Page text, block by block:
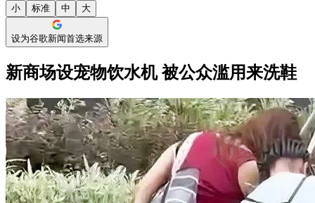
小 标准 中 大
设为谷歌新闻首选来源
新商场设宠物饮水机 被公众滥用来洗鞋